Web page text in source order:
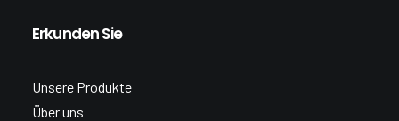
Erkunden Sie
Unsere Produkte
Über uns